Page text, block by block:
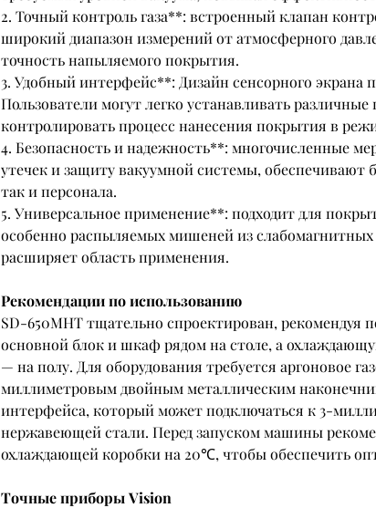
2. Точный контроль газа**: встроенный клапан
широкий диапазон измерений от атмосферного
точность напыляемого покрытия.
3. Удобный интерфейс**: Дизайн сенсорного экрана
Пользователи могут легко устанавливать
контролировать процесс нанесения покрытия в
4. Безопасность и надежность**: многочисленные
утечек и защиту вакуумной системы, обеспечивают
так и персонала.
5. Универсальное применение**: подходит для
особенно распыляемых мишеней из слабомагнитных
расширяет область применения.
Рекомендации по использованию
SD-650MHT тщательно спроектирован, рекомендуя
основной блок и шкаф рядом на столе, а
— на полу. Для оборудования требуется аргоновое
миллиметровым двойным металлическим
интерфейса, который может подключаться к 3-
нержавеющей стали. Перед запуском машины
охлаждающей коробки на 20℃, чтобы обеспечить
Точные приборы Vision